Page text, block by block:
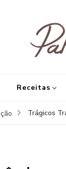
Receitas
Trágicos